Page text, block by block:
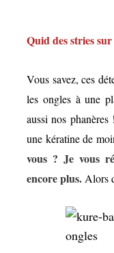
Quid des stries sur
Vous savez, ces
les ongles à une
aussi nos
une kératine de
vous ? Je vous
encore plus.Alors